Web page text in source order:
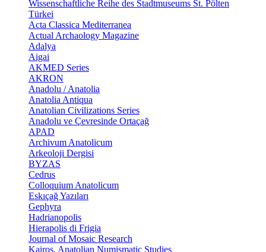
Wissenschaftliche Reihe des Stadtmuseums St. Pölten
Türkei
Acta Classica Mediterranea
Actual Archaology Magazine
Adalya
Aigai
AKMED Series
AKRON
Anadolu / Anatolia
Anatolia Antiqua
Anatolian Civilizations Series
Anadolu ve Çevresinde Ortaçağ
APAD
Archivum Anatolicum
Arkeoloji Dergisi
BYZAS
Cedrus
Colloquium Anatolicum
Eskıçağ Yazıları
Gephyra
Hadrianopolis
Hierapolis di Frigia
Journal of Mosaic Research
Kairos. Anatolian Numismatic Studies